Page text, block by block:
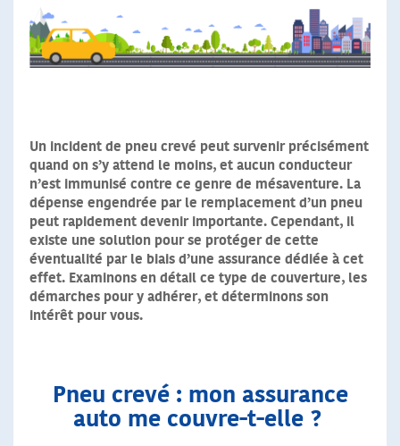
Un incident de pneu crevé peut survenir précisément
quand on s’y attend le moins, et aucun conducteur
n’est immunisé contre ce genre de mésaventure. La
dépense engendrée par le remplacement d’un pneu
peut rapidement devenir importante. Cependant, il
existe une solution pour se protéger de cette
éventualité par le biais d’une assurance dédiée à cet
effet. Examinons en détail ce type de couverture, les
démarches pour y adhérer, et déterminons son
intérêt pour vous.
Pneu crevé : mon assurance
auto me couvre-t-elle ?